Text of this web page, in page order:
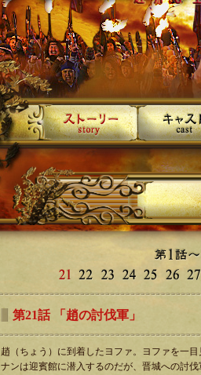
第21話 「趙の討伐軍」
趙（ちょう）に到着したヨファ。ヨファを一
ナンは迎賓館に潜入するのだが、晋城への討